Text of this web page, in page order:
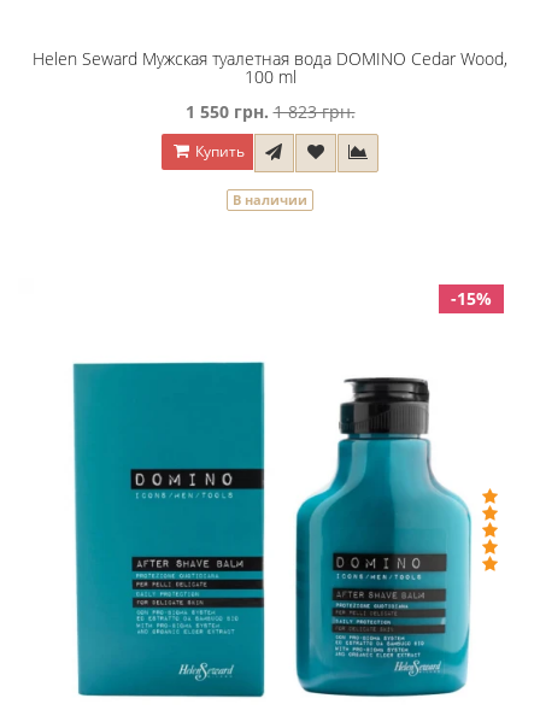
Helen Seward Мужская туалетная вода DOMINO Cedar Wood,
100 ml
1 550 грн. 1 823 грн.
Купить
В наличии
-15%